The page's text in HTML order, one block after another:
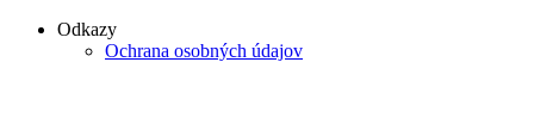
Odkazy
Ochrana osobných údajov